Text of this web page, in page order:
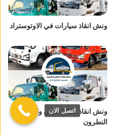
ونش انقاذ سيارات في الاوتوستراد
ونش انقاذ سيارات في وادي
النطرون
اتصل الان